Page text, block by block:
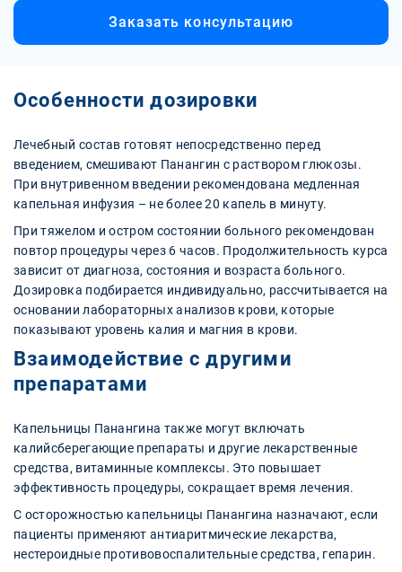
Заказать консультацию
Особенности дозировки
Лечебный состав готовят непосредственно перед
введением, смешивают Панангин с раствором глюкозы.
При внутривенном введении рекомендована медленная
капельная инфузия – не более 20 капель в минуту.
При тяжелом и остром состоянии больного рекомендован
повтор процедуры через 6 часов. Продолжительность курса
зависит от диагноза, состояния и возраста больного.
Дозировка подбирается индивидуально, рассчитывается на
основании лабораторных анализов крови, которые
показывают уровень калия и магния в крови.
Взаимодействие с другими
препаратами
Капельницы Панангина также могут включать
калийсберегающие препараты и другие лекарственные
средства, витаминные комплексы. Это повышает
эффективность процедуры, сокращает время лечения.
С осторожностью капельницы Панангина назначают, если
пациенты применяют антиаритмические лекарства,
нестероидные противовоспалительные средства, гепарин.